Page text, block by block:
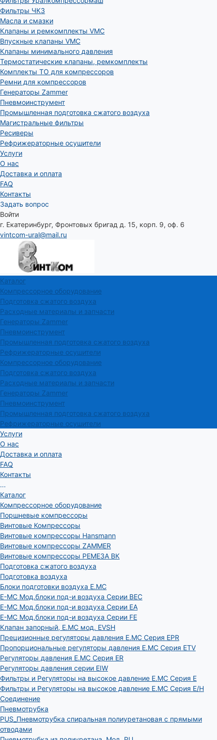
Фильтры ЧКЗ
Масла и смазки
Клапаны и ремкомплекты VMC
Впускные клапаны VMC
Клапаны минимального давления
Термостатические клапаны, ремкомплекты
Комплекты ТО для компрессоров
Ремни для компрессоров
Генераторы Zammer
Пневмоинструмент
Промышленная подготовка сжатого воздуха
Магистральные фильтры
Ресиверы
Рефрижераторные осушители
Услуги
О нас
Доставка и оплата
FAQ
Контакты
Задать вопрос
Войти
г. Екатеринбург, Фронтовых бригад д. 15, корп. 9, оф. 6
vintcom-ural@mail.ru
Каталог
Компрессорное оборудование
Подготовка сжатого воздуха
Расходные материалы и запчасти
Генераторы Zammer
Пневмоинструмент
Промышленная подготовка сжатого воздуха
Рефрижераторные осушители
Компрессорное оборудование
Подготовка сжатого воздуха
Расходные материалы и запчасти
Генераторы Zammer
Пневмоинструмент
Промышленная подготовка сжатого воздуха
Рефрижераторные осушители
Услуги
О нас
Доставка и оплата
FAQ
Контакты
...
Каталог
Компрессорное оборудование
Поршневые компрессоры
Винтовые Компрессоры
Винтовые компрессоры Hansmann
Винтовые компрессоры ZAMMER
Винтовые компрессоры РЕМЕЗА ВК
Подготовка сжатого воздуха
Подготовка воздуха
Блоки подготовки воздуха E.MC
E-MC Мод.блоки под-и воздуха Серии BEC
E-MC Мод.блоки под-и воздуха Серии EA
E-MC Мод.блоки под-и воздуха Серии FE
Клапан запорный, E.MC мод. EVSH
Прецизионные регуляторы давления E.MC Серия EPR
Пропорциональные регуляторы давления E.MC Серия ETV
Регуляторы давления E.MC Серия ER
Регуляторы давления серии EIW
Фильтры и Регуляторы на высокое давление E.MC Серия E
Фильтры и Регуляторы на высокое давление E.MC Серия E/H
Соединение
Пневмотрубка
PUS_Пневмотрубка спиральная полиуретановая с прямыми
отводами